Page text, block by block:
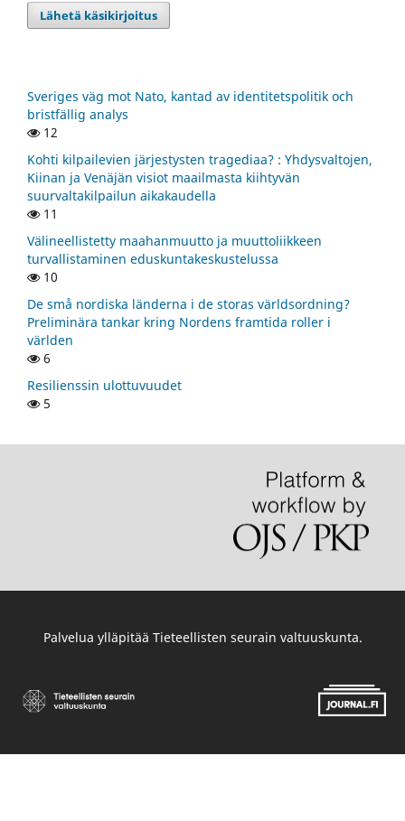
Lähetä käsikirjoitus
Sveriges väg mot Nato, kantad av identitetspolitik och
bristfällig analys
12
Kohti kilpailevien järjestysten tragediaa? : Yhdysvaltojen,
Kiinan ja Venäjän visiot maailmasta kiihtyvän
suurvaltakilpailun aikakaudella
11
Välineellistetty maahanmuutto ja muuttoliikkeen
turvallistaminen eduskuntakeskustelussa
10
De små nordiska länderna i de storas världsordning?
Preliminära tankar kring Nordens framtida roller i
världen
6
Resilienssin ulottuvuudet
5
Palvelua ylläpitää Tieteellisten seurain valtuuskunta.